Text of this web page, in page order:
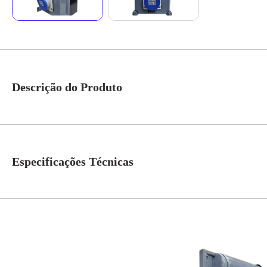
Descrição do Produto
Especificações Técnicas